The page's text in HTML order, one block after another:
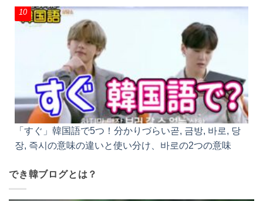
「すぐ」韓国語で5つ！分かりづらい곧, 금방, 바로,
당장, 즉시の意味の違いと使い分け、바로の2つの意
味
でき韓ブログとは？